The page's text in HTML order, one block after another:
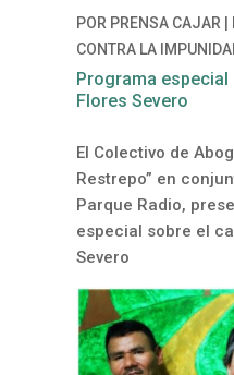
POR PRENSA CAJAR
CONTRA LA
Programa
Flores Severo
El Colectivo de
Restrepo” en
Parque Radio,
especial sobre el
Severo